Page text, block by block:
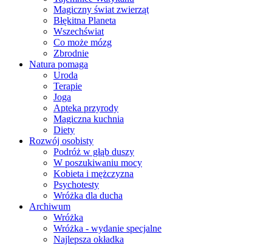
Magiczny świat zwierząt
Błękitna Planeta
Wszechświat
Co może mózg
Zbrodnie
Natura pomaga
Uroda
Terapie
Joga
Apteka przyrody
Magiczna kuchnia
Diety
Rozwój osobisty
Podróż w głąb duszy
W poszukiwaniu mocy
Kobieta i mężczyzna
Psychotesty
Wróżka dla ducha
Archiwum
Wróżka
Wróżka - wydanie specjalne
Najlepsza okładka